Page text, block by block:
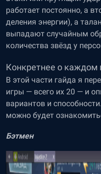
работает постоянно, а
деления энергии), а
выпадают случайным
количества звёзд у
Конкретнее о каждом
В этой части гайда я
игры — всего их 20 — и
вариантов и
можно будет
Бэтмен